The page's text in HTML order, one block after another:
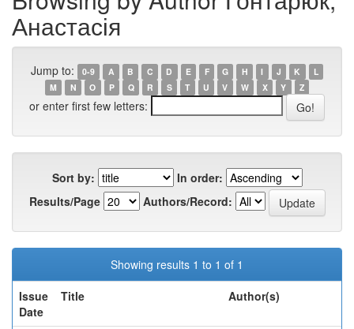
Анастасія
Jump to: 0-9 A B C D E F G H I J K
L
M
N O P Q R S T U V W X Y Z
or enter first few letters:
Sort by:
In order:
Results/Page
Authors/Record:
Showing results 1 to 1 of 1
Issue
Date
Title Author(s)